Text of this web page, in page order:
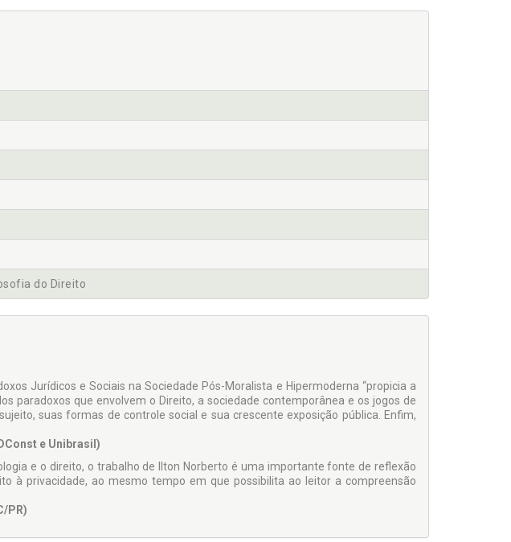
do Direito
Jurídicos e Sociais na Sociedade Pós-Moralista e Hipermoderna “propicia a
paradoxos que envolvem o Direito, a sociedade contemporânea e os jogos de
suas formas de controle social e sua crescente exposição pública. Enfim,
e Unibrasil)
e o direito, o trabalho de Ilton Norberto é uma importante fonte de reflexão
à privacidade, ao mesmo tempo em que possibilita ao leitor a compreensão
PR)